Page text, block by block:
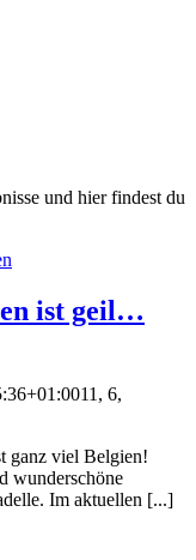
und hier findest du
ist geil…
11, 6,
ganz viel Belgien!
wunderschöne
Im aktuellen [...]